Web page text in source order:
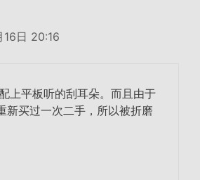
16日 20:16
上平板听的刮耳朵。而且由于
新买过一次二手，所以被折磨